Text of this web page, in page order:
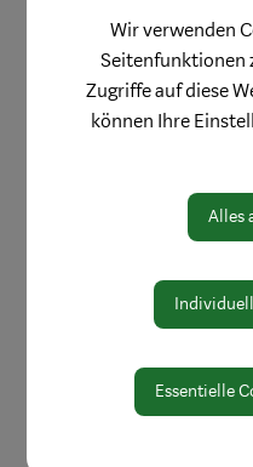
Bestellung
Stellenangebote
Wir verwenden
Seitenfunktionen
Zugriffe auf diese
können Ihre
Alles
Essentielle